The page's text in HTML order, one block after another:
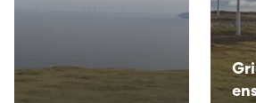
Montørur til rakstrardeildina